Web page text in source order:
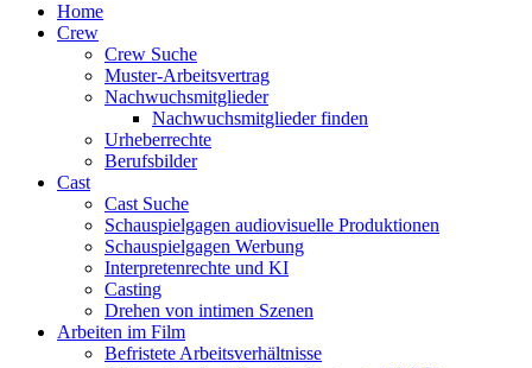
Home
Crew
Crew Suche
Muster-Arbeitsvertrag
Nachwuchsmitglieder
Nachwuchsmitglieder finden
Urheberrechte
Berufsbilder
Cast
Cast Suche
Schauspielgagen audiovisuelle Produktionen
Schauspielgagen Werbung
Interpretenrechte und KI
Casting
Drehen von intimen Szenen
Arbeiten im Film
Befristete Arbeitsverhältnisse